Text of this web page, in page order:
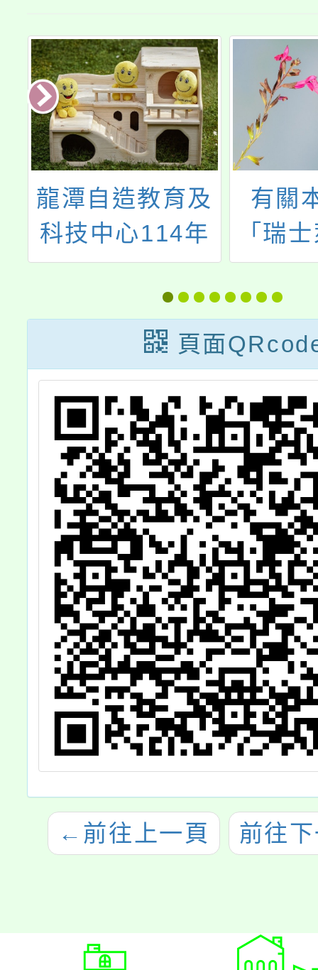
有關本校辦理
「瑞士萊辛國際
學校（Leysin
American
School in
Switzerland）
暑期遊學課程說
明會」一案，敬
邀貴校人員參
加。
「
技教
競賽
組
頁面
← 前往上一頁 前往